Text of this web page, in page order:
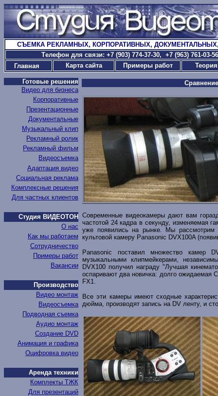
СЪЕМКА РЕКЛАМНЫХ, КОРПОРАТИВНЫХ,
Tелефон для связи: +7 (903) 774-37-30, +7 (963) 761-03-
Главная
Карта сайта Примеры работ
Готовые решения
Видео для бизнеса
Корпоративные
Презентационные
Документальные
Музыкальный клип
Рекламный ролик
Рекламный фильм
Видеосъемка
Адаптация видео
Социальная реклама
Комплексные решения
Для частных клиентов
Студия ВИДЕОТОН
О нас
Как мы работаем
Сотрудничество
Примеры работ
Вакансии
Производство
Видео монтаж
Видеосъемка
Подводная съемка
Аудио монтаж
Создание DVD
Анимация и графика
Оцифровка видео
Аренда техники
Комплекты ТЖК
Для презентаций
Современные видеокамеры дают вам
частотой 24 кадра в секунду, изменяемая
уже появились на рынке. Мы
культовой камеру Panasonic DVX100A
Panasonic поставил множество камер
музыкальными клипмейкерами,
DVX100 получил награду "Лучшая
оспаривают два новичка: долго ожидаемая
FX1.
Все эти камеры имеют сходные
дюйма, производят запись на DV ленту, и